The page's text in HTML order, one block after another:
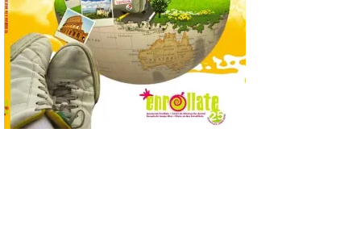
Nueva edición de León
de…viaje. Una iniciativa
organizado por la sección
juvenil de la Asociación
Enróllate, la Asociación
Conceyu País Llionés y el Diario de
Turismo, Ocio e Información para
jóvenes “Enredando.info”. Pilar Aller Aller
nos envía la décimo […]